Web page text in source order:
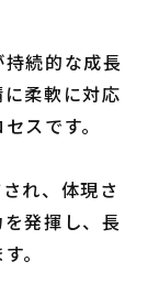
続的な成長
柔軟に対応
スです。
れ、体現さ
発揮し、長
。